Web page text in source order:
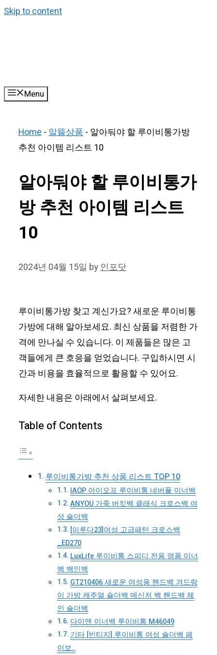
Skip to content
Menu
Home-알뜰상품- 알아둬야 할 루이비통가방
추천 아이템 리스트 10
알아둬야 할 루이비통가
방 추천 아이템 리스트
10
2024년 04월 15일 by인포닷
루이비통가방 찾고 계신가요? 새로운 루이비통
가방에 대해 알아보세요. 최신 상품을 저렴한 가
격에 만나실 수 있습니다. 이 제품들은 많은 고
객들에게 큰 호응을 얻었습니다. 구입하시면 시
간과 비용을 효율적으로 활용할 수 있어요.
자세한 내용은 아래에서 살펴보세요.
Table of Contents
루이비통가방 추천 상품 리스트 TOP 10
IAOP 아이오프 루이비통 네버풀 이너백
ANYOU 가죽 버킷백 클래식 크로스백 여
성 숄더백
[이루다23]여성 고급패턴 크로스백
_ED270
LuxLife 루이비통 스피디 전용 명품 이너
백 백인백
GT210406 새로운 여성용 핸드백 겨드랑
이 가방 캐주얼 숄더백 메신저 백 핸드백 체
인 숄더백
다이앤 이너백 루이비통 M46049
기타 [빈티지] 루이비통 여성 숄더백 페
이보..